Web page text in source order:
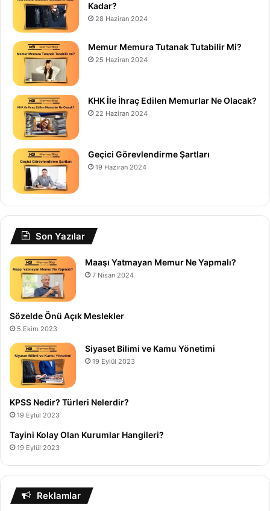
Kadar?
28 Haziran 2024
Memur Memura Tutanak Tutabilir Mi?
25 Haziran 2024
KHK İle İhraç Edilen Memurlar Ne Olacak?
22 Haziran 2024
Geçici Görevlendirme Şartları
19 Haziran 2024
Son Yazılar
Maaşı Yatmayan Memur Ne Yapmalı?
7 Nisan 2024
Sözelde Önü Açık Meslekler
5 Ekim 2023
Siyaset Bilimi ve Kamu Yönetimi
19 Eylül 2023
KPSS Nedir? Türleri Nelerdir?
19 Eylül 2023
Tayini Kolay Olan Kurumlar Hangileri?
19 Eylül 2023
Reklamlar